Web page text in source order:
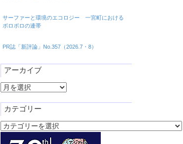
サーファーと環境のエコロジー 一宮町における
ボロボロの連帯
PR誌「新評論」No.357（2026.7・8）
アーカイブ
ア
カ
イ
ブ
カテゴリー
カ